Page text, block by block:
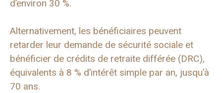
d’environ 30 %.
Alternativement, les bénéficiaires peuvent
retarder leur demande de sécurité sociale et
bénéficier de crédits de retraite différée (DRC),
équivalents à 8 % d’intérêt simple par an, jusqu’à
70 ans.